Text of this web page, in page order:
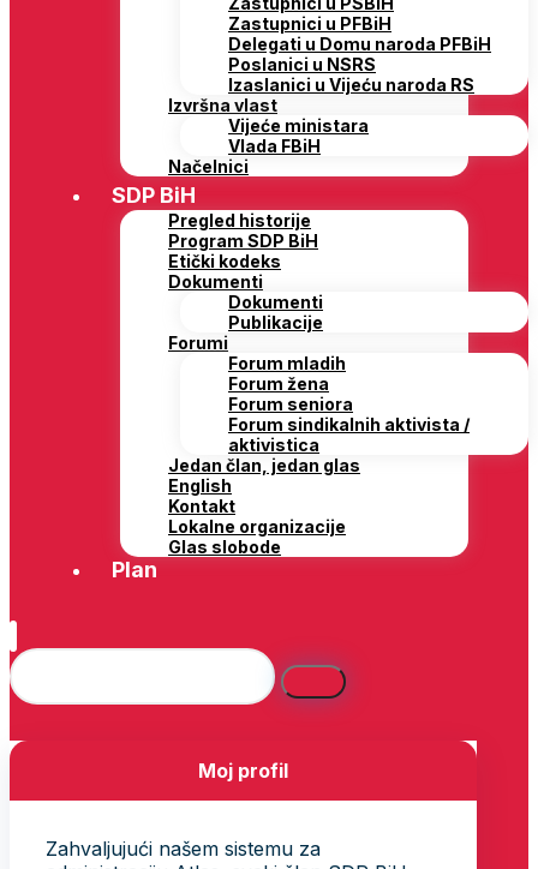
Zastupnici u PFBiH
Delegati u Domu naroda PFBiH
Poslanici u NSRS
Izaslanici u Vijeću naroda RS
Izvršna vlast
Vijeće ministara
Vlada FBiH
Načelnici
SDP BiH
Pregled historije
Program SDP BiH
Etički kodeks
Dokumenti
Dokumenti
Publikacije
Forumi
Forum mladih
Forum žena
Forum seniora
Forum sindikalnih aktivista /
aktivistica
Jedan član, jedan glas
English
Kontakt
Lokalne organizacije
Glas slobode
Plan
Moj profil
Zahvaljujući našem sistemu za